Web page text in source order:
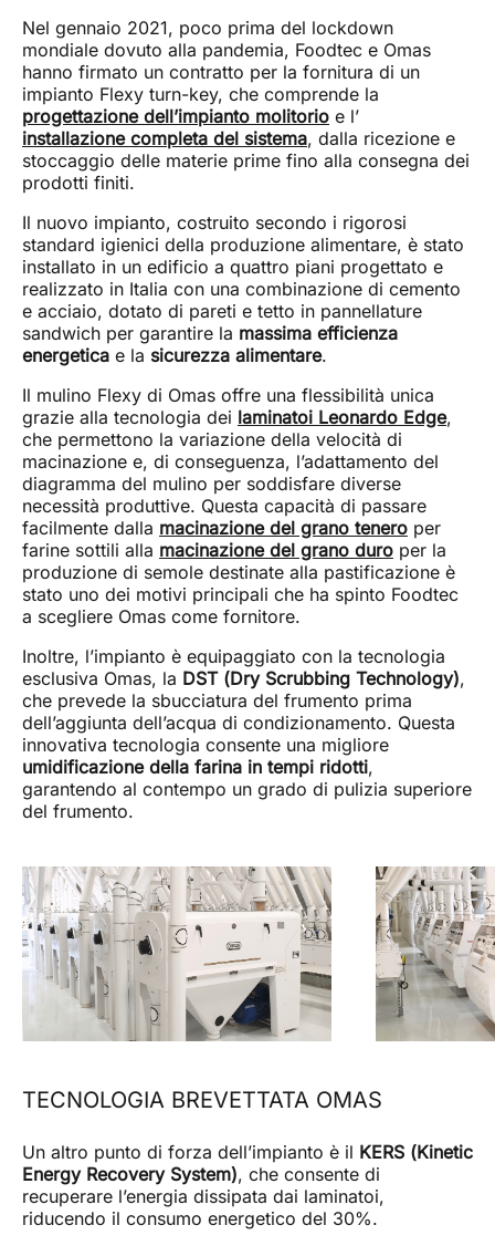
Nel gennaio 2021, poco prima del lockdown
mondiale dovuto alla pandemia, Foodtec e Omas
hanno firmato un contratto per la fornitura di un
impianto Flexy turn-key, che comprende la
progettazione dell’impianto molitorio e l’
installazione completa del sistema, dalla ricezione e
stoccaggio delle materie prime fino alla consegna dei
prodotti finiti.
Il nuovo impianto, costruito secondo i rigorosi
standard igienici della produzione alimentare, è stato
installato in un edificio a quattro piani progettato e
realizzato in Italia con una combinazione di cemento
e acciaio, dotato di pareti e tetto in pannellature
sandwich per garantire la massima efficienza
energetica e la sicurezza alimentare.
Il mulino Flexy di Omas offre una flessibilità unica
grazie alla tecnologia dei laminatoi Leonardo Edge,
che permettono la variazione della velocità di
macinazione e, di conseguenza, l’adattamento del
diagramma del mulino per soddisfare diverse
necessità produttive. Questa capacità di passare
facilmente dalla macinazione del grano tenero per
farine sottili alla macinazione del grano duro per la
produzione di semole destinate alla pastificazione è
stato uno dei motivi principali che ha spinto Foodtec
a scegliere Omas come fornitore.
Inoltre, l’impianto è equipaggiato con la tecnologia
esclusiva Omas, la DST (Dry Scrubbing Technology),
che prevede la sbucciatura del frumento prima
dell’aggiunta dell’acqua di condizionamento. Questa
innovativa tecnologia consente una migliore
umidificazione della farina in tempi ridotti,
garantendo al contempo un grado di pulizia superiore
del frumento.
TECNOLOGIA BREVETTATA OMAS
Un altro punto di forza dell’impianto è il KERS (Kinetic
Energy Recovery System), che consente di
recuperare l’energia dissipata dai laminatoi,
riducendo il consumo energetico del 30%.